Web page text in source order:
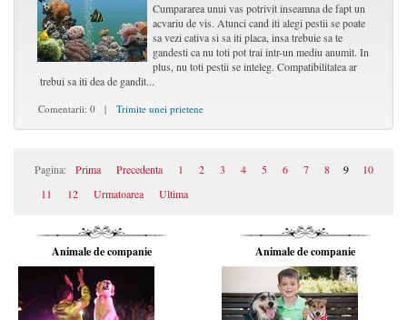
Cumpararea unui vas potrivit inseamna de fapt un
acvariu de vis. Atunci cand iti alegi pestii se poate
sa vezi cativa si sa iti placa, insa trebuie sa te
gandesti ca nu toti pot trai intr-un mediu anumit. In
plus, nu toti pestii se inteleg. Compatibilitatea ar
trebui sa iti dea de gandit...
Comentarii: 0 | Trimite unei prietene
Pagina: Prima Precedenta 1 2 3 4 5 6 7 8 9
10
11
12 Urmatoarea Ultima
Animale de companie Animale de companie